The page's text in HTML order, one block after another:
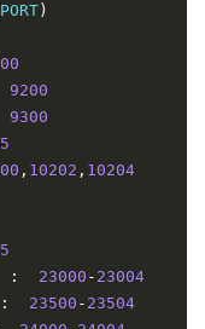
)
9200
9300
, 10202 , 10204
: 23000 - 23004
: 23500 - 23504